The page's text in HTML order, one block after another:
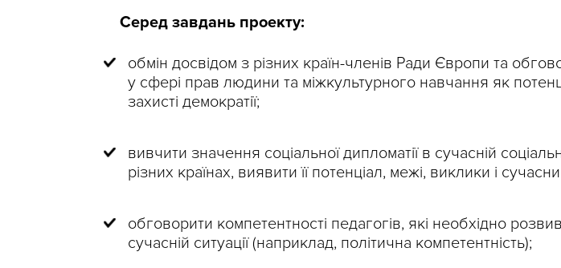
Серед завдань проекту:
обмін досвідом з різних країн-членів Ради Європи та
у сфері прав людини та міжкультурного навчання як
захисті демократії;
вивчити значення соціальної дипломатії в сучасній
різних країнах, виявити її потенціал, межі, виклики і
обговорити компетентності педагогів, які необхідно
сучасній ситуації (наприклад, політична компетентність);